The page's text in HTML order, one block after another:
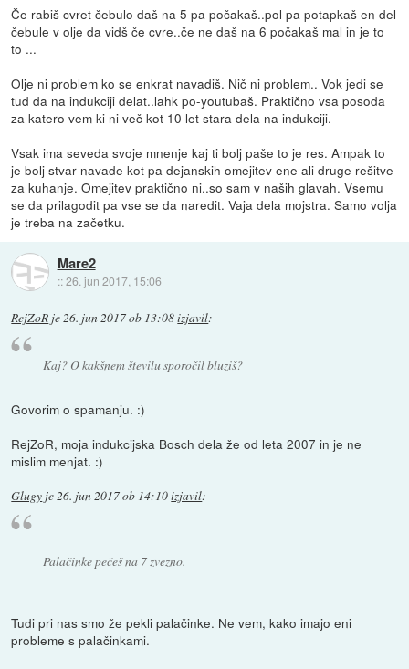
Če rabiš cvret čebulo daš na 5 pa počakaš..pol pa potapkaš en del
čebule v olje da vidš če cvre..če ne daš na 6 počakaš mal in je to
to ...
Olje ni problem ko se enkrat navadiš. Nič ni problem.. Vok jedi se
tud da na indukciji delat..lahk po-youtubaš. Praktično vsa posoda
za katero vem ki ni več kot 10 let stara dela na indukciji.
Vsak ima seveda svoje mnenje kaj ti bolj paše to je res. Ampak to
je bolj stvar navade kot pa dejanskih omejitev ene ali druge rešitve
za kuhanje. Omejitev praktično ni..so sam v naših glavah. Vsemu
se da prilagodit pa vse se da naredit. Vaja dela mojstra. Samo volja
je treba na začetku.
Mare2
::26. jun 2017, 15:06
RejZoR je26. jun 2017 ob 13:08izjavil:
Kaj? O kakšnem številu sporočil bluziš?
Govorim o spamanju. :)
RejZoR, moja indukcijska Bosch dela že od leta 2007 in je ne
mislim menjat. :)
Glugy je26. jun 2017 ob 14:10izjavil:
Palačinke pečeš na 7 zvezno.
Tudi pri nas smo že pekli palačinke. Ne vem, kako imajo eni
probleme s palačinkami.